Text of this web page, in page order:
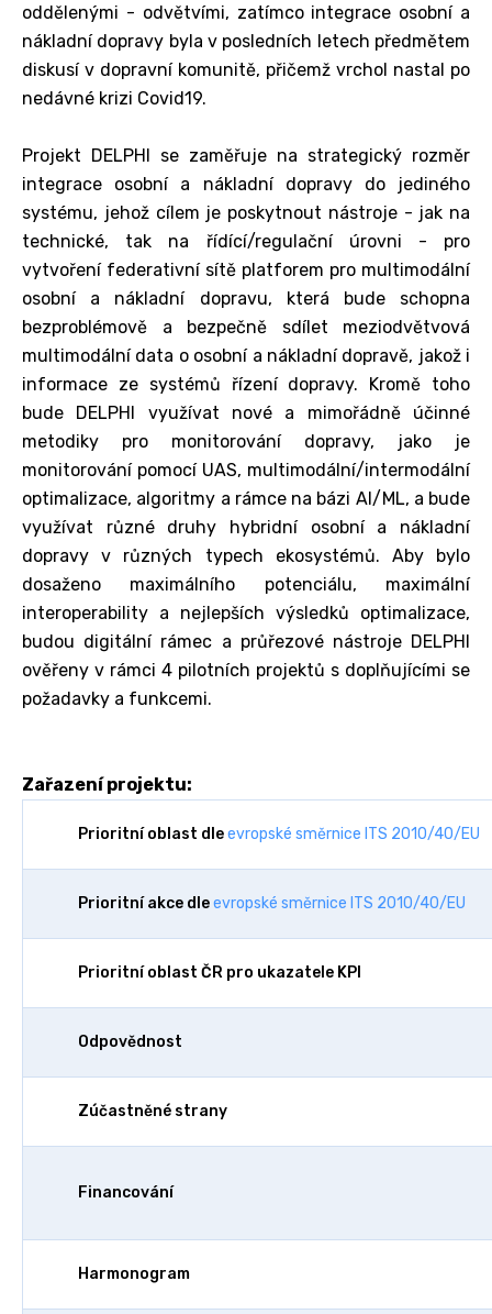
oddělenými - odvětvími, zatímco integrace osobní a
nákladní dopravy byla v posledních letech předmětem
diskusí v dopravní komunitě, přičemž vrchol nastal po
nedávné krizi Covid19.
Projekt DELPHI se zaměřuje na strategický rozměr
integrace osobní a nákladní dopravy do jediného
systému, jehož cílem je poskytnout nástroje - jak na
technické, tak na řídící/regulační úrovni - pro
vytvoření federativní sítě platforem pro multimodální
osobní a nákladní dopravu, která bude schopna
bezproblémově a bezpečně sdílet meziodvětvová
multimodální data o osobní a nákladní dopravě, jakož i
informace ze systémů řízení dopravy. Kromě toho
bude DELPHI využívat nové a mimořádně účinné
metodiky pro monitorování dopravy, jako je
monitorování pomocí UAS, multimodální/intermodální
optimalizace, algoritmy a rámce na bázi AI/ML, a bude
využívat různé druhy hybridní osobní a nákladní
dopravy v různých typech ekosystémů. Aby bylo
dosaženo maximálního potenciálu, maximální
interoperability a nejlepších výsledků optimalizace,
budou digitální rámec a průřezové nástroje DELPHI
ověřeny v rámci 4 pilotních projektů s doplňujícími se
požadavky a funkcemi.
Zařazení projektu:
Prioritní oblast dleevropské směrnice ITS 2010/40/EU
Prioritní akce dleevropské směrnice ITS 2010/40/EU
Prioritní oblast ČR pro ukazatele KPI
Odpovědnost
Zúčastněné strany
Financování
Harmonogram